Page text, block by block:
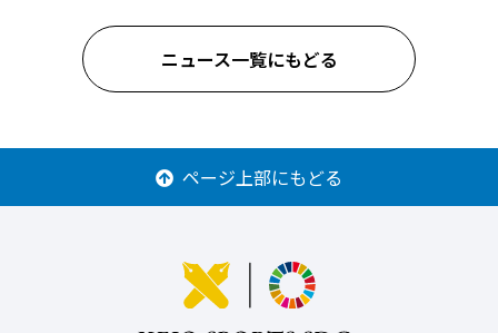
ニュース一覧にもどる
ページ上部にもどる